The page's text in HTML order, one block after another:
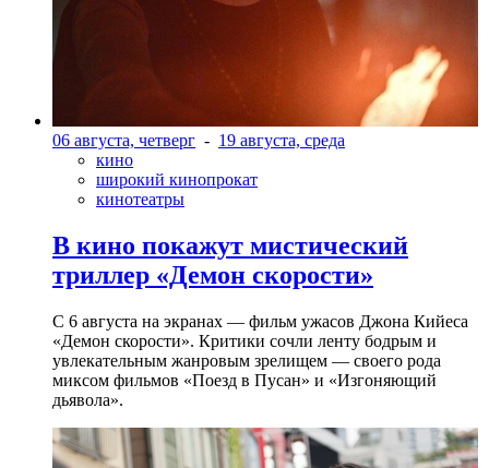
06 августа, четверг - 19 августа, среда
кино
широкий кинопрокат
кинотеатры
В кино покажут мистический
триллер «Демон скорости»
С 6 августа на экранах — фильм ужасов Джона Кийеса
«Демон скорости». Критики сочли ленту бодрым и
увлекательным жанровым зрелищeм — своего рода
миксом фильмов «Поезд в Пусан» и «Изгоняющий
дьявола».